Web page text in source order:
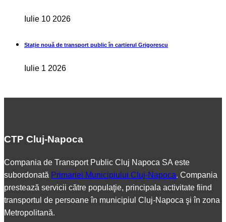
Iulie 10 2026
Stație nouă de transport public în cartierul Grigorescu
Iulie 1 2026
CTP Cluj-Napoca
Compania de Transport Public Cluj Napoca SA este
subordonată Primariei Municipiului Cluj-Napoca. Compania
prestează servicii către populaţie, principala activitate fiind
transportul de persoane în municipiul Cluj-Napoca şi în zona
Metropolitană.